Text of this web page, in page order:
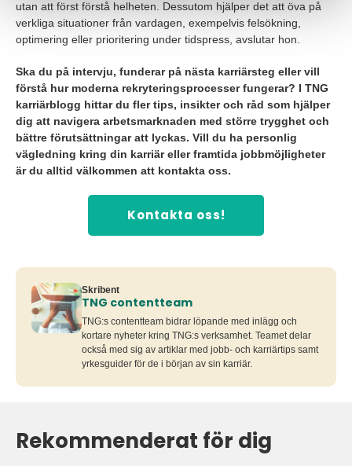
utan att först förstå helheten. Dessutom hjälper det att öva på
verkliga situationer från vardagen, exempelvis felsökning,
optimering eller prioritering under tidspress, avslutar hon.
Ska du på intervju, funderar på nästa karriärsteg eller vill
förstå hur moderna rekryteringsprocesser fungerar? I TNG
karriärblogg hittar du fler tips, insikter och råd som hjälper
dig att navigera arbetsmarknaden med större trygghet och
bättre förutsättningar att lyckas. Vill du ha personlig
vägledning kring din karriär eller framtida jobbmöjligheter
är du alltid välkommen att kontakta oss.
Kontakta oss!
Skribent
TNG contentteam
TNG:s contentteam bidrar löpande med inlägg och
kortare nyheter kring TNG:s verksamhet. Teamet delar
också med sig av artiklar med jobb- och karriärtips samt
yrkesguider för de i början av sin karriär.
Rekommenderat för dig